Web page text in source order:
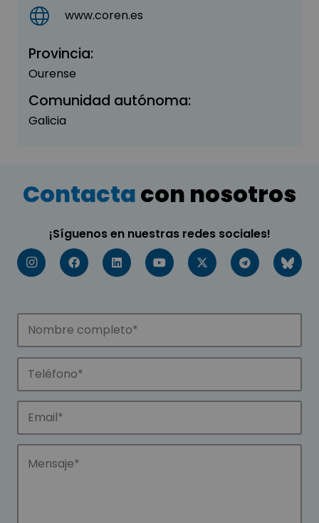
www.coren.es
Provincia:
Ourense
Comunidad autónoma:
Galicia
Contactacon nosotros
¡Síguenos en nuestras redes sociales!